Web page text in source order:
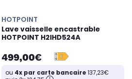
HOTPOINT
Lave vaisselle encastrable
HOTPOINT H2IHD524A
499,00€
ou 4x par carte bancaire137,23€